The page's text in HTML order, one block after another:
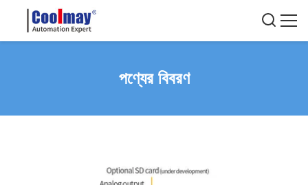
পণ্যের বিবরণ